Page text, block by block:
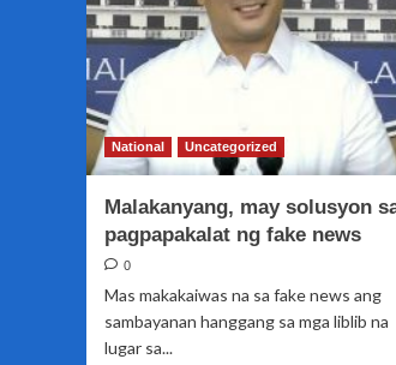
National Uncategorized
Malakanyang, may solusyon
pagpapakalat ng fake news
0
Mas makakaiwas na sa fake news ang
sambayanan hanggang sa mga liblib na
lugar sa...